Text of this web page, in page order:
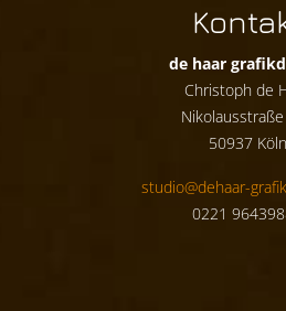
de haar
Christoph de
50937 Köln
studio@dehaar-
0221